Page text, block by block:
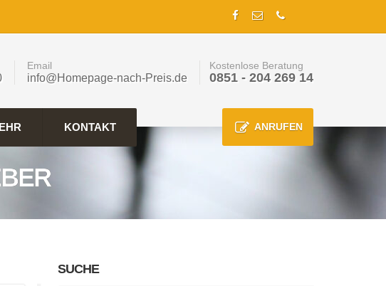
Email
info@Homepage-nach-Preis.de
Kostenlose Beratung
0851 - 204 269 14
KONTAKT ANRUFEN
SUCHE